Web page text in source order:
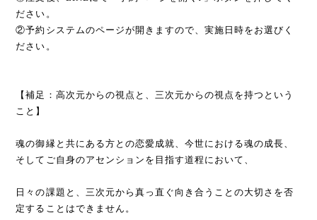
ださい。
②予約システムのページが開きますので、実施日時をお選びく
ださい。
【補足：高次元からの視点と、三次元からの視点を持つという
こと】
魂の御縁と共にある方との恋愛成就、今世における魂の成長、
そしてご自身のアセンションを目指す道程において、
日々の課題と、三次元から真っ直ぐ向き合うことの大切さを否
定することはできません。